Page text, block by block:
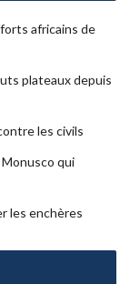
africains de
plateaux depuis
les civils
Monusco qui
les enchères